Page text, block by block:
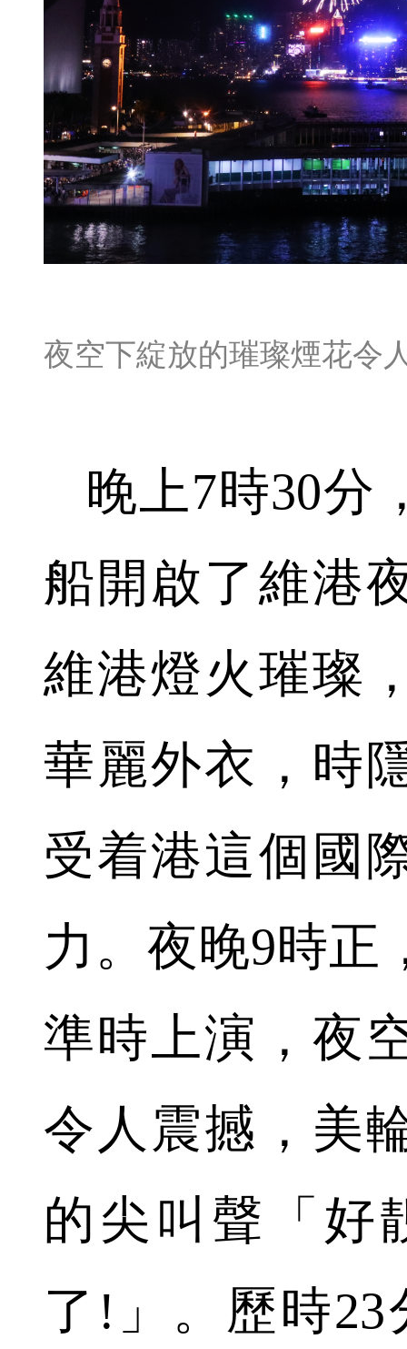
夜空下綻放的璀璨煙花令
晚上7時30分
船開啟了維港
維港燈火璀璨
華麗外衣，時
受着港這個國
力。夜晚9時正
準時上演，夜
令人震撼，美
的尖叫聲「好
了!」。歷時23